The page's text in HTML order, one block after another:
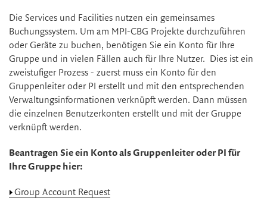
Die Services und Facilities nutzen ein gemeinsames
Buchungssystem. Um am MPI-CBG Projekte durchzuführen
oder Geräte zu buchen, benötigen Sie ein Konto für Ihre
Gruppe und in vielen Fällen auch für Ihre Nutzer. Dies ist ein
zweistufiger Prozess - zuerst muss ein Konto für den
Gruppenleiter oder PI erstellt und mit den entsprechenden
Verwaltungsinformationen verknüpft werden. Dann müssen
die einzelnen Benutzerkonten erstellt und mit der Gruppe
verknüpft werden.
Beantragen Sie ein Konto als Gruppenleiter oder PI für
Ihre Gruppe hier:
Group Account Request